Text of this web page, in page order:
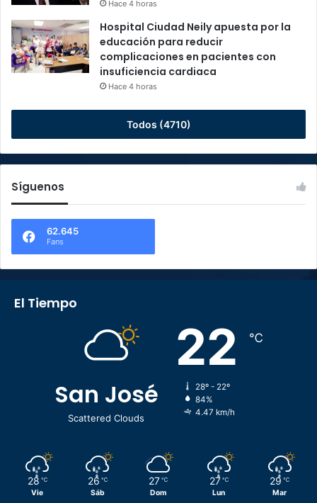
Hace 4 horas
Hospital Ciudad Neily apuesta por la
educación para reducir
complicaciones en pacientes con
insuficiencia cardiaca
Hace 4 horas
Todos (4710)
Síguenos
62.645
Fans
El Tiempo
San José
Scattered Clouds
22 ℃
28º - 22º
84%
4.47 km/h
28 ℃
Vie
26 ℃
Sáb
27 ℃
Dom
27 ℃
Lun
29 ℃
Mar